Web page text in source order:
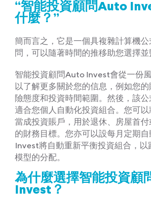
“智能投資顧問Auto
什麼？”
簡而言之，它是一個具複雜計算機
問，可以隨著時間的推移助您選擇並
智能投資顧問Auto Invest會從一份
以了解更多關於您的信息，例如您
險態度和投資時間範圍。然後，該
適合您個人自動化投資組合。您可
當成投資賬戶，用於退休、房屋首
的財務目標。您亦可以設每月定期
Invest將自動重新平衡投資組合，以
模型的分配。
為什麼選擇智能投資顧
Invest？